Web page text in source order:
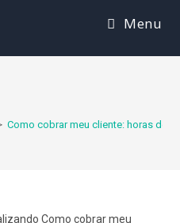
Menu
Como cobrar meu cliente: horas de